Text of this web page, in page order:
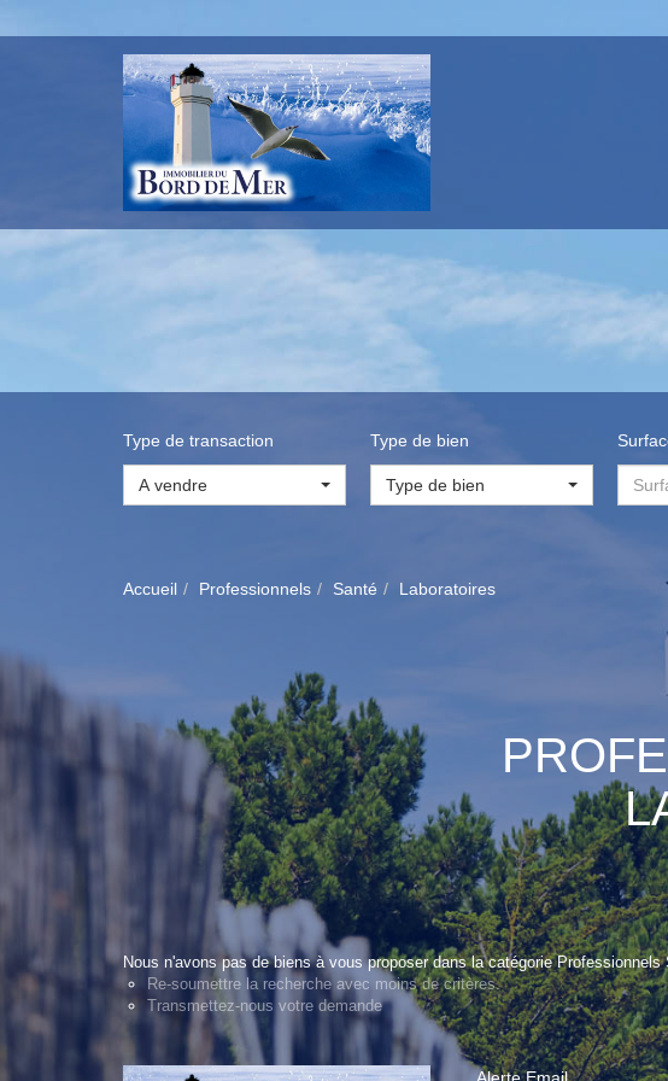
Type de transaction
A vendre
Type de bien
Type de bien
Accueil Professionnels Santé Laboratoires
Nous n'avons pas de biens à vous proposer dans la catégorie
Re-soumettre la recherche avec moins de critères.
Transmettez-nous votre demande